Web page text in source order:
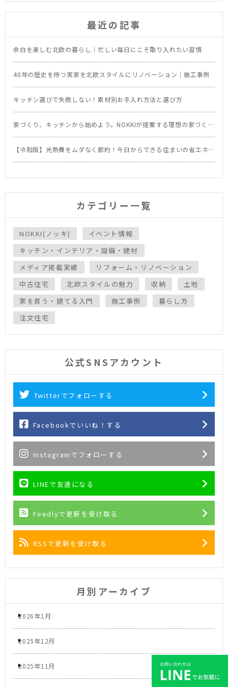
最近の記事
余白を楽しむ北欧の暮らし｜忙しい毎日にこそ取り入れたい習慣
40年の歴史を持つ実家を北欧スタイルにリノベーション｜施工事例
キッチン選びで失敗しない！素材別お手入れ方法と選び方
家づくり、キッチンから始めよう。NOKKIが提案する理想の家づくり
【令和版】光熱費をムダなく節約！今日からできる住まいの省エネ
カテゴリー一覧
NOKKI(ノッキ)
イベント情報
キッチン・インテリア・設備・建材
メディア掲載実績
リフォーム・リノベーション
中古住宅
北欧スタイルの魅力 収納
土地
家を買う・建てる入門
施工事例
暮らし方
注文住宅
公式SNSアカウント
Twitterでフォローする
Facebookでいいね！する
Instagramでフォローする
LINEで友達になる
Feedlyで更新を受け取る
RSSで更新を受け取る
月別アーカイブ
2026年1月
2025年12月
2025年11月